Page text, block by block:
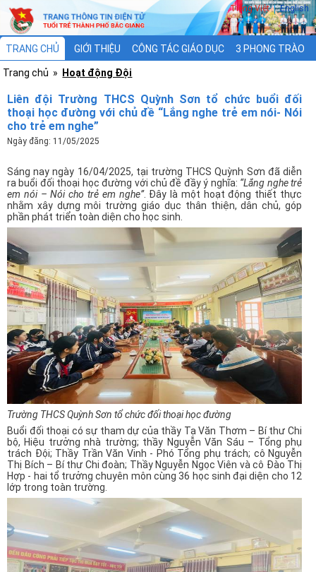
Tiếng Việt|English
TRANG CHỦ GIỚI THIỆU CÔNG TÁC GIÁO DỤC 3 PHONG TRÀO
3 CHƯƠNG TRÌNH XÂY DỰNG ĐOÀN
Trang chủ » Hoạt động Đội
Liên đội Trường THCS Quỳnh Sơn tổ chức buổi đối
thoại học đường với chủ đề “Lắng nghe trẻ em nói- Nói
cho trẻ em nghe”
Ngày đăng: 11/05/2025
Sáng nay ngày 16/04/2025, tại trường THCS Quỳnh Sơn đã diễn
ra buổi đối thoại học đường với chủ đề đầy ý nghĩa: “Lắng nghe trẻ
em nói – Nói cho trẻ em nghe”. Đây là một hoạt động thiết thực
nhằm xây dựng môi trường giáo dục thân thiện, dân chủ, góp
phần phát triển toàn diện cho học sinh.
Trường THCS Quỳnh Sơn tổ chức đối thoại học đường
Buổi đối thoại có sự tham dự của thầy Tạ Văn Thơm – Bí thư Chi
bộ, Hiệu trưởng nhà trường; thầy Nguyễn Văn Sáu – Tổng phụ
trách Đội; Thầy Trần Văn Vinh - Phó Tổng phụ trách; cô Nguyễn
Thị Bích – Bí thư Chi đoàn; Thầy Nguyễn Ngọc Viên và cô Đào Thị
Hợp - hai tổ trưởng chuyên môn cùng 36 học sinh đại diện cho 12
lớp trong toàn trường.